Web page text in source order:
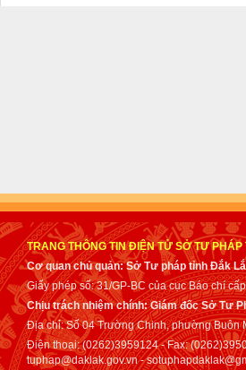
TRANG THÔNG TIN ĐIỆN TỬ SỞ TƯ PHÁP
Cơ quan chủ quản: Sở Tư pháp tỉnh Đắk
Giấy phép số: 31/GP-BC của cục Báo chí
Chịu trách nhiệm chính: Giám đốc Sở Tư
Địa chỉ: Số 04 Trường Chinh, phường Buôn
Điện thoại: (0262)3959124 - Fax:
tuphap@daklak.gov.vn -